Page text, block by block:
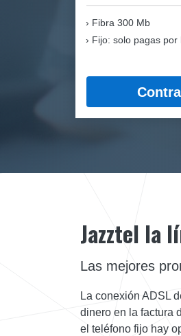
Fibra 300 Mb
Fijo: solo pagas por
Jazztel la
Las mejores
La conexión ADSL
dinero en la factura
el teléfono fijo hay